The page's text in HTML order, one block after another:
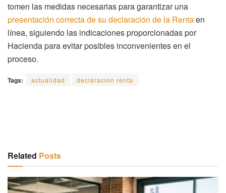
tomen las medidas necesarias para garantizar una
presentación correcta de su declaración de la Rentaen
línea, siguiendo las indicaciones proporcionadas por
Hacienda para evitar posibles inconvenientes en el
proceso.
Tags: actualidad declaracion renta
Related Posts